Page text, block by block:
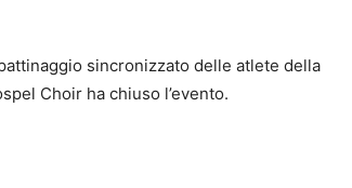
sincronizzato delle atlete della
Choir ha chiuso l’evento.